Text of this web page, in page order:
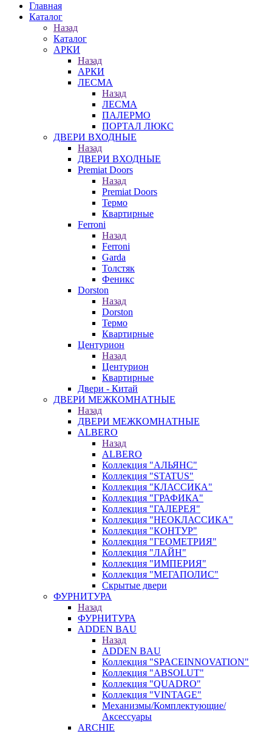
Главная
Каталог
Назад
Каталог
АРКИ
Назад
АРКИ
ЛЕСМА
Назад
ЛЕСМА
ПАЛЕРМО
ПОРТАЛ ЛЮКС
ДВЕРИ ВХОДНЫЕ
Назад
ДВЕРИ ВХОДНЫЕ
Premiat Doors
Назад
Premiat Doors
Термо
Квартирные
Ferroni
Назад
Ferroni
Garda
Толстяк
Феникс
Dorston
Назад
Dorston
Термо
Квартирные
Центурион
Назад
Центурион
Квартирные
Двери - Китай
ДВЕРИ МЕЖКОМНАТНЫЕ
Назад
ДВЕРИ МЕЖКОМНАТНЫЕ
ALBERO
Назад
ALBERO
Коллекция "АЛЬЯНС"
Коллекция "STATUS"
Коллекция "КЛАССИКА"
Коллекция "ГРАФИКА"
Коллекция "ГАЛЕРЕЯ"
Коллекция "НЕОКЛАССИКА"
Коллекция "КОНТУР"
Коллекция "ГЕОМЕТРИЯ"
Коллекция "ЛАЙН"
Коллекция "ИМПЕРИЯ"
Коллекция "МЕГАПОЛИС"
Скрытые двери
ФУРНИТУРА
Назад
ФУРНИТУРА
ADDEN BAU
Назад
ADDEN BAU
Коллекция "SPACEINNOVATION"
Коллекция "ABSOLUT"
Коллекция "QUADRO"
Коллекция "VINTAGE"
Механизмы/Комплектующие/
Аксессуары
ARCHIE